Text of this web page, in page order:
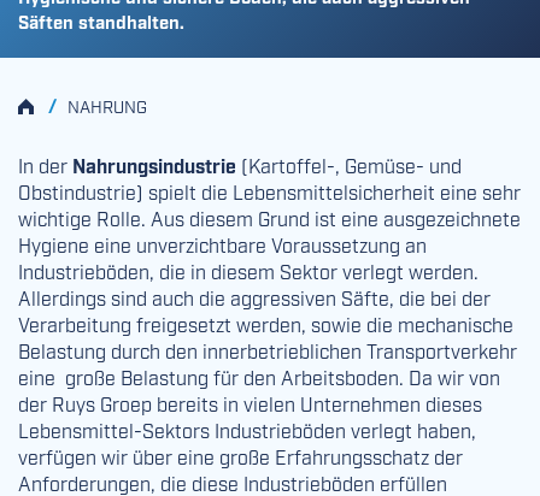
Säften standhalten.
HOMENAHRUNG
/
In der Nahrungsindustrie (Kartoffel-, Gemüse- und
Obstindustrie) spielt die Lebensmittelsicherheit eine sehr
wichtige Rolle. Aus diesem Grund ist eine ausgezeichnete
Hygiene eine unverzichtbare Voraussetzung an
Industrieböden, die in diesem Sektor verlegt werden.
Allerdings sind auch die aggressiven Säfte, die bei der
Verarbeitung freigesetzt werden, sowie die mechanische
Belastung durch den innerbetrieblichen Transportverkehr
eine große Belastung für den Arbeitsboden. Da wir von
der Ruys Groep bereits in vielen Unternehmen dieses
Lebensmittel-Sektors Industrieböden verlegt haben,
verfügen wir über eine große Erfahrungsschatz der
Anforderungen, die diese Industrieböden erfüllen